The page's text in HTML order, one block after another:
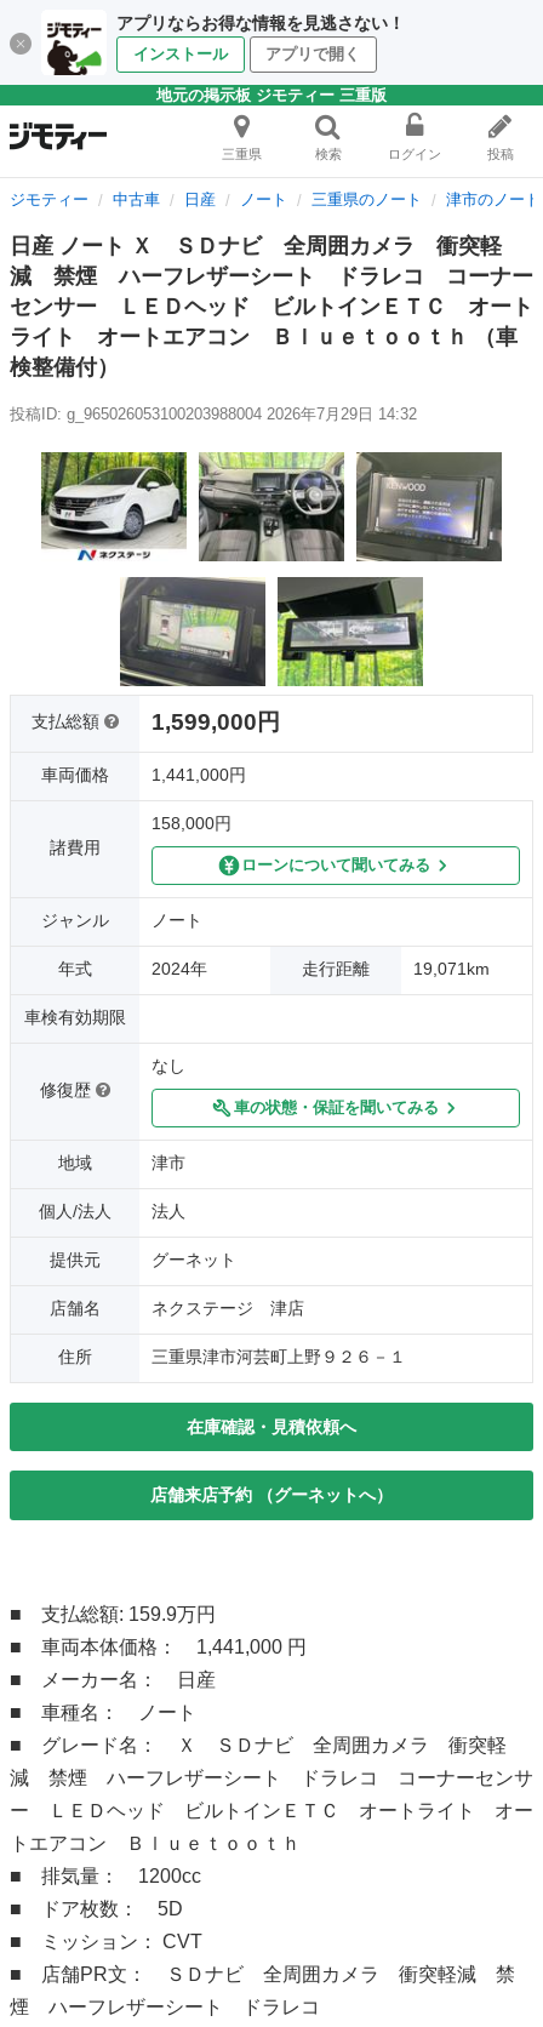
アプリならお得な情報を見逃さない！
インストール アプリで開く
地元の掲示板 ジモティー 三重版
三重県 検索 ログイン 投稿
ジモティー 中古車 日産 ノート 三重県のノート 津市のノート
日産 ノート Ｘ ＳＤナビ 全周囲カメラ 衝突軽
減 禁煙 ハーフレザーシート ドラレコ コーナー
センサー ＬＥＤヘッド ビルトインＥＴＣ オート
ライト オートエアコン Ｂｌｕｅｔｏｏｔｈ （車
検整備付）
投稿ID: g_965026053100203988004 2026年7月29日 14:32
支払総額 1,599,000円
車両価格 1,441,000円
諸費用
158,000円
ローンについて聞いてみる
ジャンル ノート
年式 2024年 走行距離 19,071km
車検有効期限
修復歴
なし
車の状態・保証を聞いてみる
地域 津市
個人/法人 法人
提供元 グーネット
店舗名 ネクステージ 津店
住所 三重県津市河芸町上野９２６－１
在庫確認・見積依頼へ
店舗来店予約 （グーネットへ）
■ 支払総額: 159.9万円
■ 車両本体価格： 1,441,000 円
■ メーカー名： 日産
■ 車種名： ノート
■ グレード名： Ｘ ＳＤナビ 全周囲カメラ 衝突軽
減 禁煙 ハーフレザーシート ドラレコ コーナーセンサ
ー ＬＥＤヘッド ビルトインＥＴＣ オートライト オー
トエアコン Ｂｌｕｅｔｏｏｔｈ
■ 排気量： 1200cc
■ ドア枚数： 5D
■ ミッション： CVT
■ 店舗PR文： ＳＤナビ 全周囲カメラ 衝突軽減 禁
煙 ハーフレザーシート ドラレコ